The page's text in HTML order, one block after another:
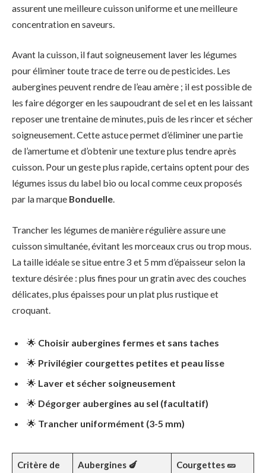
assurent une meilleure cuisson uniforme et une meilleure
concentration en saveurs.
Avant la cuisson, il faut soigneusement laver les légumes
pour éliminer toute trace de terre ou de pesticides. Les
aubergines peuvent rendre de l’eau amère ; il est possible de
les faire dégorger en les saupoudrant de sel et en les laissant
reposer une trentaine de minutes, puis de les rincer et sécher
soigneusement. Cette astuce permet d’éliminer une partie
de l’amertume et d’obtenir une texture plus tendre après
cuisson. Pour un geste plus rapide, certains optent pour des
légumes issus du label bio ou local comme ceux proposés
par la marque Bonduelle.
Trancher les légumes de manière régulière assure une
cuisson simultanée, évitant les morceaux crus ou trop mous.
La taille idéale se situe entre 3 et 5 mm d’épaisseur selon la
texture désirée : plus fines pour un gratin avec des couches
délicates, plus épaisses pour un plat plus rustique et
croquant.
🌟 Choisir aubergines fermes et sans taches
🌟 Privilégier courgettes petites et peau lisse
🌟 Laver et sécher soigneusement
🌟 Dégorger aubergines au sel (facultatif)
🌟 Trancher uniformément (3-5 mm)
Critère de
Aubergines 🍆 Courgettes 🥒